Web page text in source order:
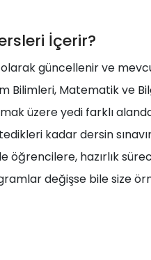
İçerir?
güncellenir ve
Bilimleri, Matematik ve
üzere yedi farklı
kadar dersin
öğrencilere, hazırlık
değişse bile size